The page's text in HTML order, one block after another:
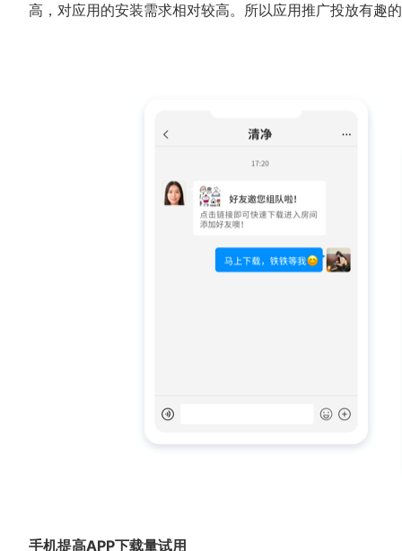
高，对应用的安装需求相对较高。所以应用推广投放有趣
手机提高APP下载量试用